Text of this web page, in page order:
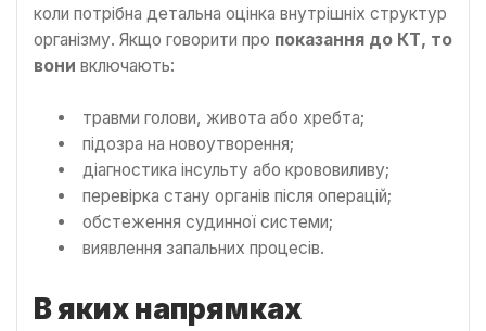
коли потрібна детальна оцінка внутрішніх структур
організму. Якщо говорити про показання до КТ, то
вони включають:
травми голови, живота або хребта;
підозра на новоутворення;
діагностика інсульту або крововиливу;
перевірка стану органів після операцій;
обстеження судинної системи;
виявлення запальних процесів.
В яких напрямках